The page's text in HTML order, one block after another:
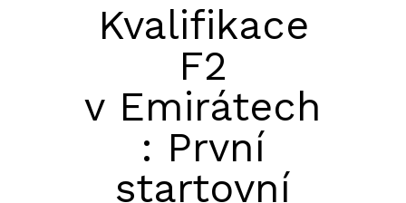
Kvalifikace
F2
v Emirátech
: První
startovní